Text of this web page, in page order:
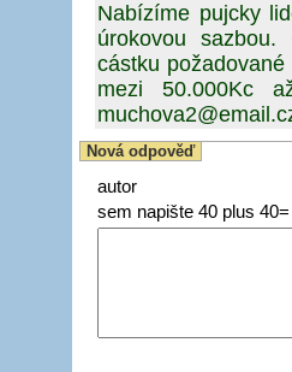
Nabízíme pujcky
úrokovou
cástku
mezi 50.000Kc
Nová odpověď
autor
sem napište 40 plus 40=